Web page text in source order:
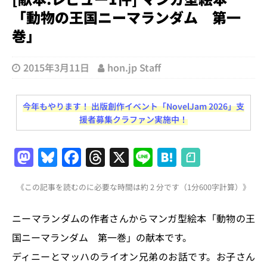
「動物の王国ニーマランダム 第一
巻」
2015年3月11日 hon.jp Staff
今年もやります！ 出版創作イベント「NovelJam 2026」支
援者募集クラファン実施中！
M
a
st
o
d
o
Bl
u
e
s
k
y
F
a
c
e
b
o
T
h
re
a
d
s
X Li
n
e
H
at
e
n
a
《この記事を読むのに必要な時間は約 2 分です（1分600字計算）》
ニーマランダムの作者さんからマンガ型絵本「動物の王
国ニーマランダム 第一巻」の献本です。
ディニーとマッハのライオン兄弟のお話です。お子さん